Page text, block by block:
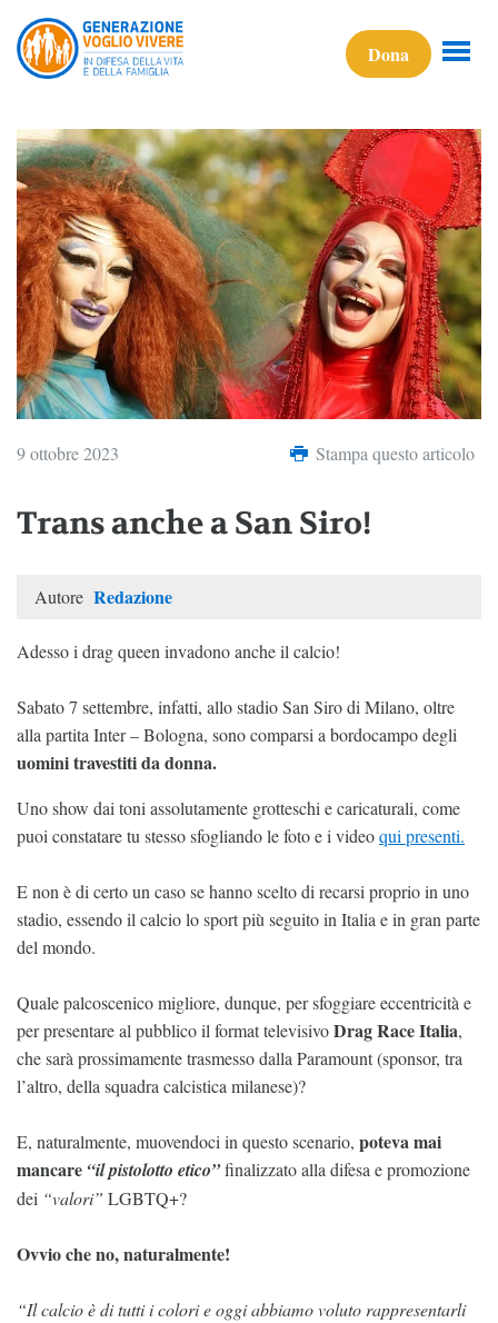
Dona
9 ottobre 2023 Stampa questo articolo
Trans anche a San Siro!
Autore Redazione
Adesso i drag queen invadono anche il calcio!
Sabato 7 settembre, infatti, allo stadio San Siro di Milano, oltre
alla partita Inter – Bologna, sono comparsi a bordocampo degli
uomini travestiti da donna.
Uno show dai toni assolutamente grotteschi e caricaturali, come
puoi constatare tu stesso sfogliando le foto e i videoqui presenti.
E non è di certo un caso se hanno scelto di recarsi proprio in uno
stadio, essendo il calcio lo sport più seguito in Italia e in gran parte
del mondo.
Quale palcoscenico migliore, dunque, per sfoggiare eccentricità e
per presentare al pubblico il format televisivoDrag Race Italia,
che sarà prossimamente trasmesso dalla Paramount (sponsor, tra
l’altro, della squadra calcistica milanese)?
E, naturalmente, muovendoci in questo scenario, poteva mai
mancare “il pistolotto etico”finalizzato alla difesa e promozione
dei “valori” LGBTQ+?
Ovvio che no, naturalmente!
“Il calcio è di tutti i colori e oggi abbiamo voluto rappresentarli